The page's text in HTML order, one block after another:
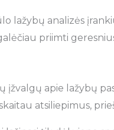
lažybų analizės
priimti
apie lažybų
atsiliepimus,